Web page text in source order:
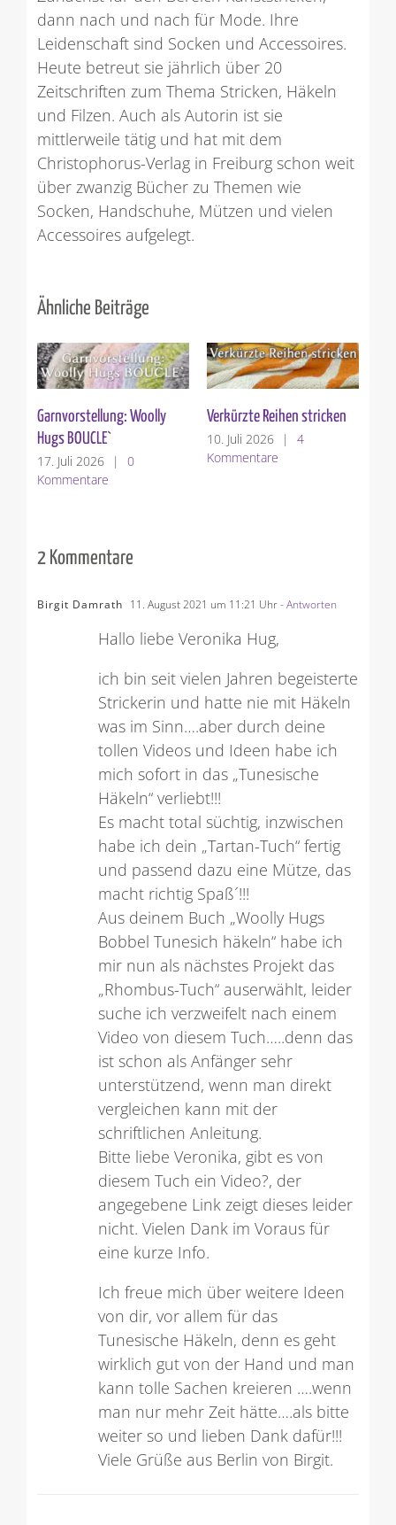
dann nach und nach für Mode. Ihre
Leidenschaft sind Socken und Accessoires.
Heute betreut sie jährlich über 20
Zeitschriften zum Thema Stricken, Häkeln
und Filzen. Auch als Autorin ist sie
mittlerweile tätig und hat mit dem
Christophorus-Verlag in Freiburg schon weit
über zwanzig Bücher zu Themen wie
Socken, Handschuhe, Mützen und vielen
Accessoires aufgelegt.
Ähnliche Beiträge
Garnvorstellung: Woolly
Hugs BOUCLE`
17. Juli 2026
|
0
Kommentare
Verkürzte Reihen stricken
10. Juli 2026
|
4
Kommentare
2 Kommentare
Birgit Damrath 11. August 2021 um 11:21 Uhr- Antworten
Hallo liebe Veronika Hug,
ich bin seit vielen Jahren begeisterte
Strickerin und hatte nie mit Häkeln
was im Sinn….aber durch deine
tollen Videos und Ideen habe ich
mich sofort in das „Tunesische
Häkeln“ verliebt!!!
Es macht total süchtig, inzwischen
habe ich dein „Tartan-Tuch“ fertig
und passend dazu eine Mütze, das
macht richtig Spaß´!!!
Aus deinem Buch „Woolly Hugs
Bobbel Tunesich häkeln“ habe ich
mir nun als nächstes Projekt das
„Rhombus-Tuch“ auserwählt, leider
suche ich verzweifelt nach einem
Video von diesem Tuch…..denn das
ist schon als Anfänger sehr
unterstützend, wenn man direkt
vergleichen kann mit der
schriftlichen Anleitung.
Bitte liebe Veronika, gibt es von
diesem Tuch ein Video?, der
angegebene Link zeigt dieses leider
nicht. Vielen Dank im Voraus für
eine kurze Info.
Ich freue mich über weitere Ideen
von dir, vor allem für das
Tunesische Häkeln, denn es geht
wirklich gut von der Hand und man
kann tolle Sachen kreieren ….wenn
man nur mehr Zeit hätte….als bitte
weiter so und lieben Dank dafür!!!
Viele Grüße aus Berlin von Birgit.